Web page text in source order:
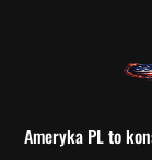
Ameryka PL to